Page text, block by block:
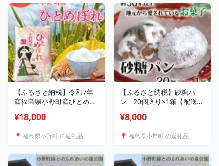
【配送不可地域：離島】
【1022837】
【ふるさと納税】令和7年
産福島県小野町産ひとめぼ
ぼれ 精米 福島県 小野町 ご
【1630012】
¥18,000
📍 福島県小野町 の返礼品
【ふるさと納税】砂糖パ
ン 20個入り×1箱【配送不
【1761146】
¥8,000
📍 福島県小野町 の返礼品